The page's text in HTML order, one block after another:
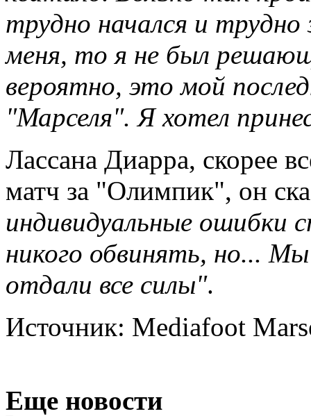
трудно начался и
меня, то я не был
вероятно, это мой
"Марселя". Я хотел
Лассана Диарра, скорее
матч за "Олимпик", он
индивидуальные ошибки
никого обвинять, но...
отдали все силы".
Источник: Mediafoot
Еще новости